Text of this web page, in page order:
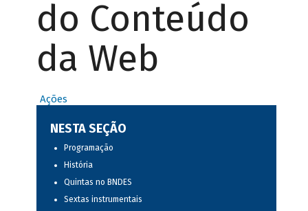
do Conteúdo
da Web
Ações
NESTA SEÇÃO
Programação
História
Quintas no BNDES
Sextas instrumentais